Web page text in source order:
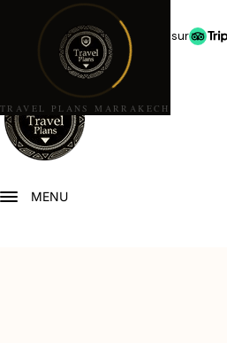
TRAVEL PLANS MARRAKECH
★★★★★ 5,0 étoiles sur
MENU